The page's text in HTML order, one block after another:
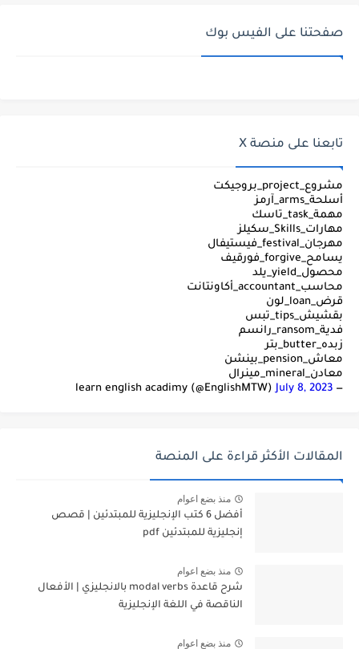
صفحتنا على الفيس بوك
تابعنا على منصة X
مشروع_project_بروجيكت
أسلحة_arms_آرمز
مهمة_task_تاسك
مهارات_Skills_سكيلز
مهرجان_festival_فيستيفال
يسامح_forgive_فورقيف
محصول_yield_يلد
محاسب_accountant_أكاونتانت
قرض_loan_لون
بقشيش_tips_تبس
فدية_ransom_رانسم
زبده_butter_بتر
معاش_pension_بينشن
معادن_mineral_مينرال
— learn english acadimy (@EnglishMTW)
July 8, 2023
المقالات الأكثر قراءة على المنصة
منذ بضع اعوام
أفضل 6 كتب الإنجليزية للمبتدئين | قصص
إنجليزية للمبتدئين pdf
منذ بضع اعوام
شرح قاعدة modal verbs بالانجليزي | الأفعال
الناقصة في اللغة الإنجليزية
منذ بضع اعوام